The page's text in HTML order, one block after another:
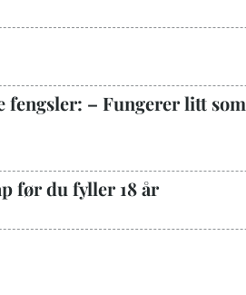
fengsler: – Fungerer litt som
før du fyller 18 år